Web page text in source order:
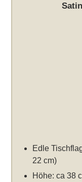
Edle
22 cm)
Höhe: ca 38